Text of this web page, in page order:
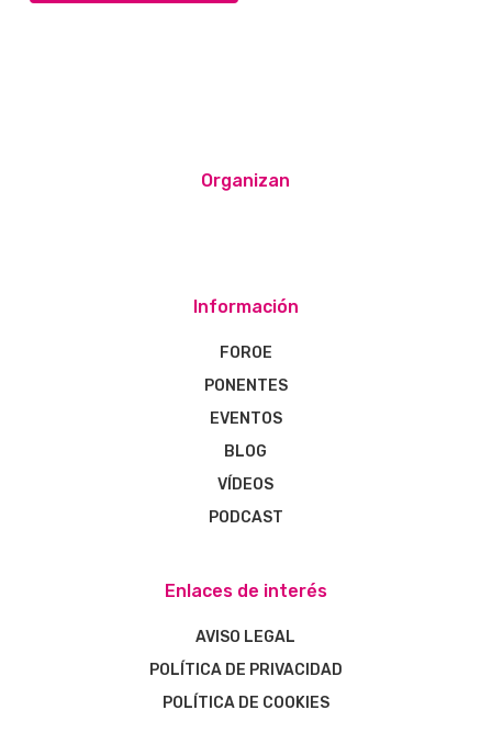
Organizan
Información
FOROE
PONENTES
EVENTOS
BLOG
VÍDEOS
PODCAST
Enlaces de interés
AVISO LEGAL
POLÍTICA DE PRIVACIDAD
POLÍTICA DE COOKIES